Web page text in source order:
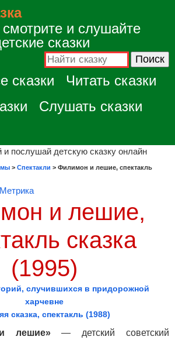
и слушайте
сказки
сказки
Читать сказки
Слушать сказки
> Спектакли > Филимон и лешие, спектакль
и лешие,
сказка
(1995)
случившихся в придорожной
харчевне
сказка, спектакль (1988)
лешие»— детский советский